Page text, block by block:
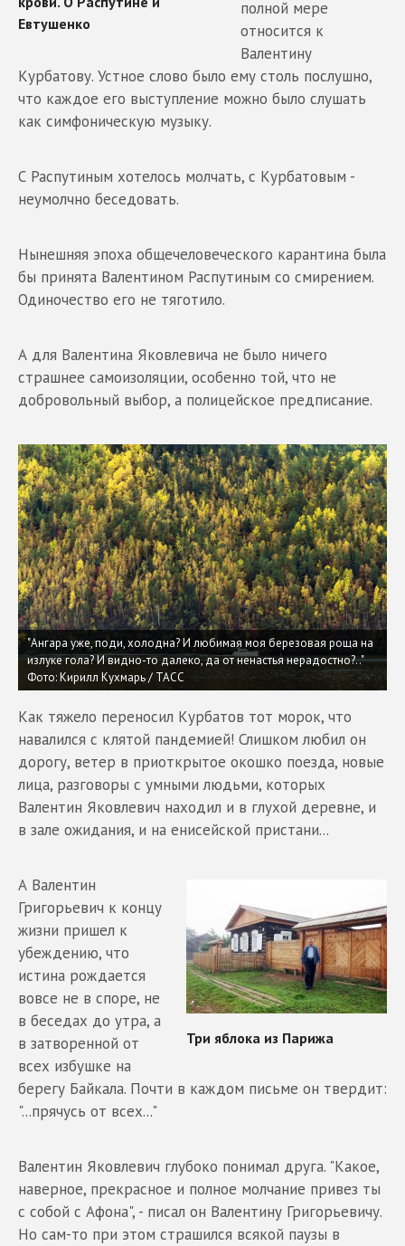
полной мере
относится к
Валентину
Курбатову. Устное слово было ему столь послушно,
что каждое его выступление можно было слушать
как симфоническую музыку.
С Распутиным хотелось молчать, с Курбатовым -
неумолчно беседовать.
Нынешняя эпоха общечеловеческого карантина была
бы принята Валентином Распутиным со смирением.
Одиночество его не тяготило.
А для Валентина Яковлевича не было ничего
страшнее самоизоляции, особенно той, что не
добровольный выбор, а полицейское предписание.
"Ангара уже, поди, холодна? И любимая моя березовая роща на
излуке гола? И видно-то далеко, да от ненастья нерадостно?.."
Фото: Кирилл Кухмарь / ТАСС
Как тяжело переносил Курбатов тот морок, что
навалился с клятой пандемией! Слишком любил он
дорогу, ветер в приоткрытое окошко поезда, новые
лица, разговоры с умными людьми, которых
Валентин Яковлевич находил и в глухой деревне, и
в зале ожидания, и на енисейской пристани...
А Валентин
Григорьевич к концу
жизни пришел к
убеждению, что
истина рождается
вовсе не в споре, не
в беседах до утра, а
в затворенной от
всех избушке на
берегу Байкала. Почти в каждом письме он твердит:
"...прячусь от всех..."
Валентин Яковлевич глубоко понимал друга. "Какое,
наверное, прекрасное и полное молчание привез ты
с собой с Афона", - писал он Валентину Григорьевичу.
Но сам-то при этом страшился всякой паузы в